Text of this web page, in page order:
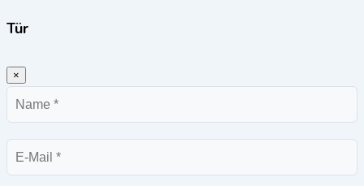
Tür
×
Name
E-
Mail